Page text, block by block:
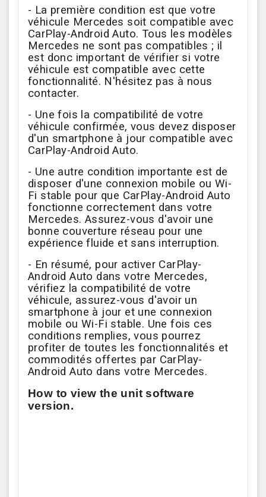
- La première condition est que votre
véhicule Mercedes soit compatible avec
CarPlay-Android Auto. Tous les modèles
Mercedes ne sont pas compatibles ; il
est donc important de vérifier si votre
véhicule est compatible avec cette
fonctionnalité. N'hésitez pas à nous
contacter.
- Une fois la compatibilité de votre
véhicule confirmée, vous devez disposer
d'un smartphone à jour compatible avec
CarPlay-Android Auto.
- Une autre condition importante est de
disposer d'une connexion mobile ou Wi-
Fi stable pour que CarPlay-Android Auto
fonctionne correctement dans votre
Mercedes. Assurez-vous d'avoir une
bonne couverture réseau pour une
expérience fluide et sans interruption.
- En résumé, pour activer CarPlay-
Android Auto dans votre Mercedes,
vérifiez la compatibilité de votre
véhicule, assurez-vous d'avoir un
smartphone à jour et une connexion
mobile ou Wi-Fi stable. Une fois ces
conditions remplies, vous pourrez
profiter de toutes les fonctionnalités et
commodités offertes par CarPlay-
Android Auto dans votre Mercedes.
How to view the unit software
version.